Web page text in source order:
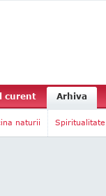
curent Arhiva
naturii Spiritualitate